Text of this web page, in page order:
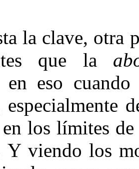
la clave, otra
que la
en eso
especialmente
los límites
Y viendo los